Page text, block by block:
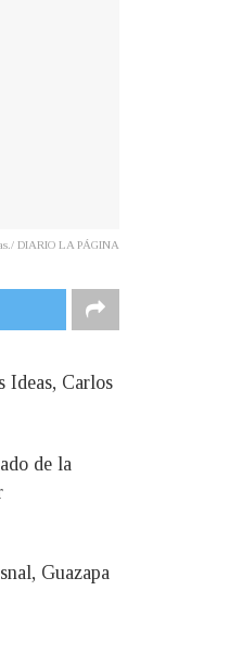
DIARIO LA PÁGINA
Ideas, Carlos
de la
Guazapa